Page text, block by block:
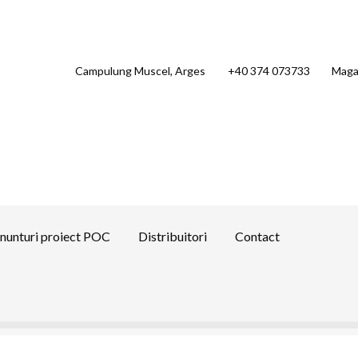
Campulung Muscel, Arges +40 374 073733
proiect POC Distribuitori Contact